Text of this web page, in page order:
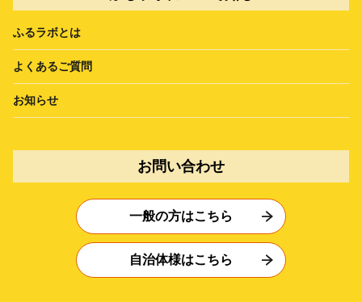
ふるラボとは
よくあるご質問
お知らせ
お問い合わせ
一般の方はこちら
自治体様はこちら